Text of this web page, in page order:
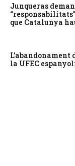
Junqueras
que Catalunya
L’abandonament
la UFEC